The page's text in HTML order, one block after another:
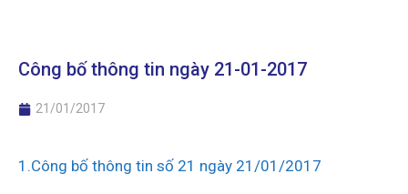
Công bố thông tin ngày 21-01-2017
21/01/2017
1.Công bố thông tin số 21 ngày 21/01/2017